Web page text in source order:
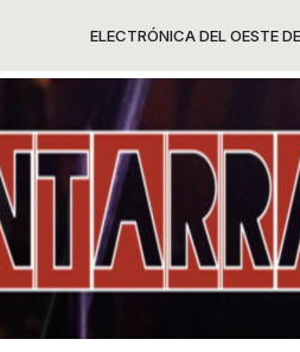
ELECTRÓNICA DEL OESTE DEF de